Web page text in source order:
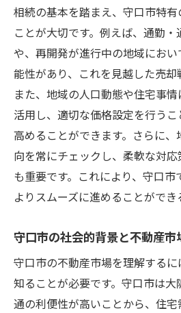
相続の基本を踏まえ、守口市特
ことが大切です。例えば、通勤
や、再開発が進行中の地域にお
能性があり、これを見越した売却
また、地域の人口動態や住宅事
活用し、適切な価格設定を行う
高めることができます。さらに
向を常にチェックし、柔軟な対
も重要です。これにより、守口
よりスムーズに進めることができ
守口市の社会的背景と不動産市
守口市の不動産市場を理解する
知ることが必要です。守口市は
通の利便性が高いことから、住